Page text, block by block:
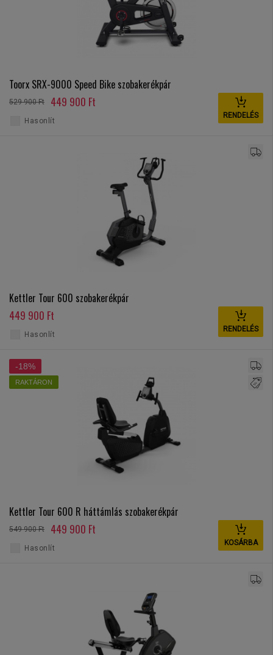
Toorx SRX-9000 Speed Bike szobakerékpár
529 900 Ft 449 900 Ft
RENDELÉS
Hasonlít
Kettler Tour 600 szobakerékpár
449 900 Ft
RENDELÉS
Hasonlít
-18%
RAKTÁRON
Kettler Tour 600 R háttámlás szobakerékpár
549 900 Ft 449 900 Ft
KOSÁRBA
Hasonlít